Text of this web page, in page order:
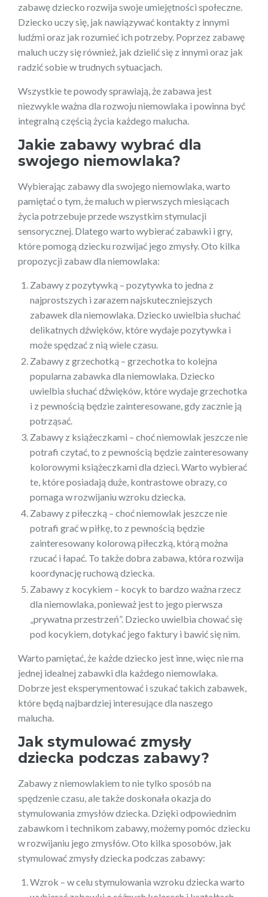
zabawę dziecko rozwija swoje umiejętności społeczne.
Dziecko uczy się, jak nawiązywać kontakty z innymi
ludźmi oraz jak rozumieć ich potrzeby. Poprzez zabawę
maluch uczy się również, jak dzielić się z innymi oraz jak
radzić sobie w trudnych sytuacjach.
Wszystkie te powody sprawiają, że zabawa jest
niezwykle ważna dla rozwoju niemowlaka i powinna być
integralną częścią życia każdego malucha.
Jakie zabawy wybrać dla
swojego niemowlaka?
Wybierając zabawy dla swojego niemowlaka, warto
pamiętać o tym, że maluch w pierwszych miesiącach
życia potrzebuje przede wszystkim stymulacji
sensorycznej. Dlatego warto wybierać zabawki i gry,
które pomogą dziecku rozwijać jego zmysły. Oto kilka
propozycji zabaw dla niemowlaka:
Zabawy z pozytywką – pozytywka to jedna z
najprostszych i zarazem najskuteczniejszych
zabawek dla niemowlaka. Dziecko uwielbia słuchać
delikatnych dźwięków, które wydaje pozytywka i
może spędzać z nią wiele czasu.
Zabawy z grzechotką – grzechotka to kolejna
popularna zabawka dla niemowlaka. Dziecko
uwielbia słuchać dźwięków, które wydaje grzechotka
i z pewnością będzie zainteresowane, gdy zacznie ją
potrząsać.
Zabawy z książeczkami – choć niemowlak jeszcze nie
potrafi czytać, to z pewnością będzie zainteresowany
kolorowymi książeczkami dla dzieci. Warto wybierać
te, które posiadają duże, kontrastowe obrazy, co
pomaga w rozwijaniu wzroku dziecka.
Zabawy z piłeczką – choć niemowlak jeszcze nie
potrafi grać w piłkę, to z pewnością będzie
zainteresowany kolorową piłeczką, którą można
rzucać i łapać. To także dobra zabawa, która rozwija
koordynację ruchową dziecka.
Zabawy z kocykiem – kocyk to bardzo ważna rzecz
dla niemowlaka, ponieważ jest to jego pierwsza
„prywatna przestrzeń”. Dziecko uwielbia chować się
pod kocykiem, dotykać jego faktury i bawić się nim.
Warto pamiętać, że każde dziecko jest inne, więc nie ma
jednej idealnej zabawki dla każdego niemowlaka.
Dobrze jest eksperymentować i szukać takich zabawek,
które będą najbardziej interesujące dla naszego
malucha.
Jak stymulować zmysły
dziecka podczas zabawy?
Zabawy z niemowlakiem to nie tylko sposób na
spędzenie czasu, ale także doskonała okazja do
stymulowania zmysłów dziecka. Dzięki odpowiednim
zabawkom i technikom zabawy, możemy pomóc dziecku
w rozwijaniu jego zmysłów. Oto kilka sposobów, jak
stymulować zmysły dziecka podczas zabawy:
Wzrok – w celu stymulowania wzroku dziecka warto